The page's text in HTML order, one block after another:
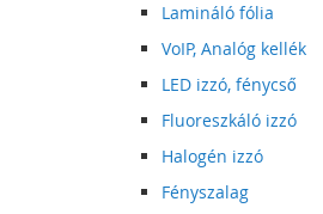
Lamináló fólia
VoIP, Analóg kellék
LED izzó, fénycső
Fluoreszkáló izzó
Halogén izzó
Fényszalag